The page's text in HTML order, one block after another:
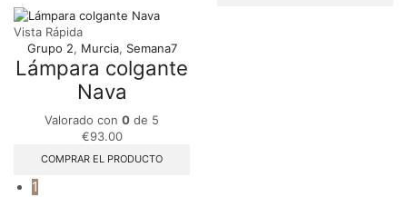
Vista Rápida
Grupo 2, Murcia, Semana7
Lámpara colgante
Nava
Valorado con 0 de 5
€93.00
COMPRAR EL PRODUCTO
1